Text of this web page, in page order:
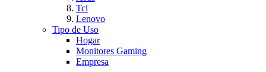
Tcl
Lenovo
Tipo de Uso
Hogar
Monitores Gaming
Empresa